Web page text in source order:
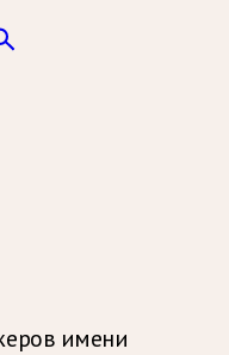
имени